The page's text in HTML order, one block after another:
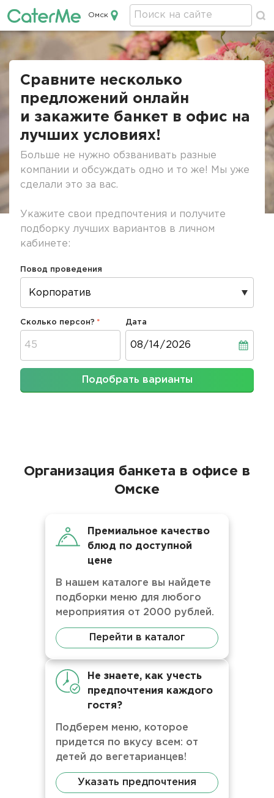
Кейтеринг в Омске
Омск
Строка
Сравните несколько
предложений онлайн
и закажите банкет в офис на
лучших условиях!
Больше не нужно обзванивать разные
компании и обсуждать одно и то же! Мы уже
сделали это за вас.
Укажите свои предпочтения и получите
подборку лучших вариантов в личном
кабинете:
Повод проведения
Сколько персон? Дата
Подобрать варианты
Организация банкета в офисе в
Омске
Премиальное качество
блюд по доступной
цене
В нашем каталоге вы найдете
подборки меню для любого
мероприятия от 2000 рублей.
Перейти в каталог
Не знаете, как учесть
предпочтения каждого
гостя?
Подберем меню, которое
придется по вкусу всем: от
детей до вегетарианцев!
Указать предпочтения